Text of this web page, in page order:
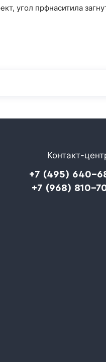
угол прфнаситила
Контакт-
+7 (495) 640-
+7 (968) 810-